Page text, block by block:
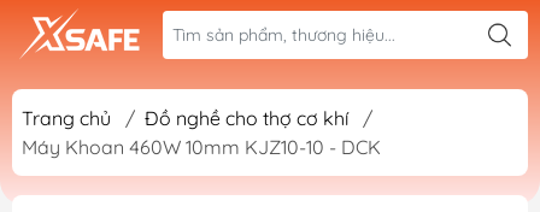
Trang chủ / Đồ nghề cho thợ cơ khí
/
Máy Khoan 460W 10mm KJZ10-10 - DCK